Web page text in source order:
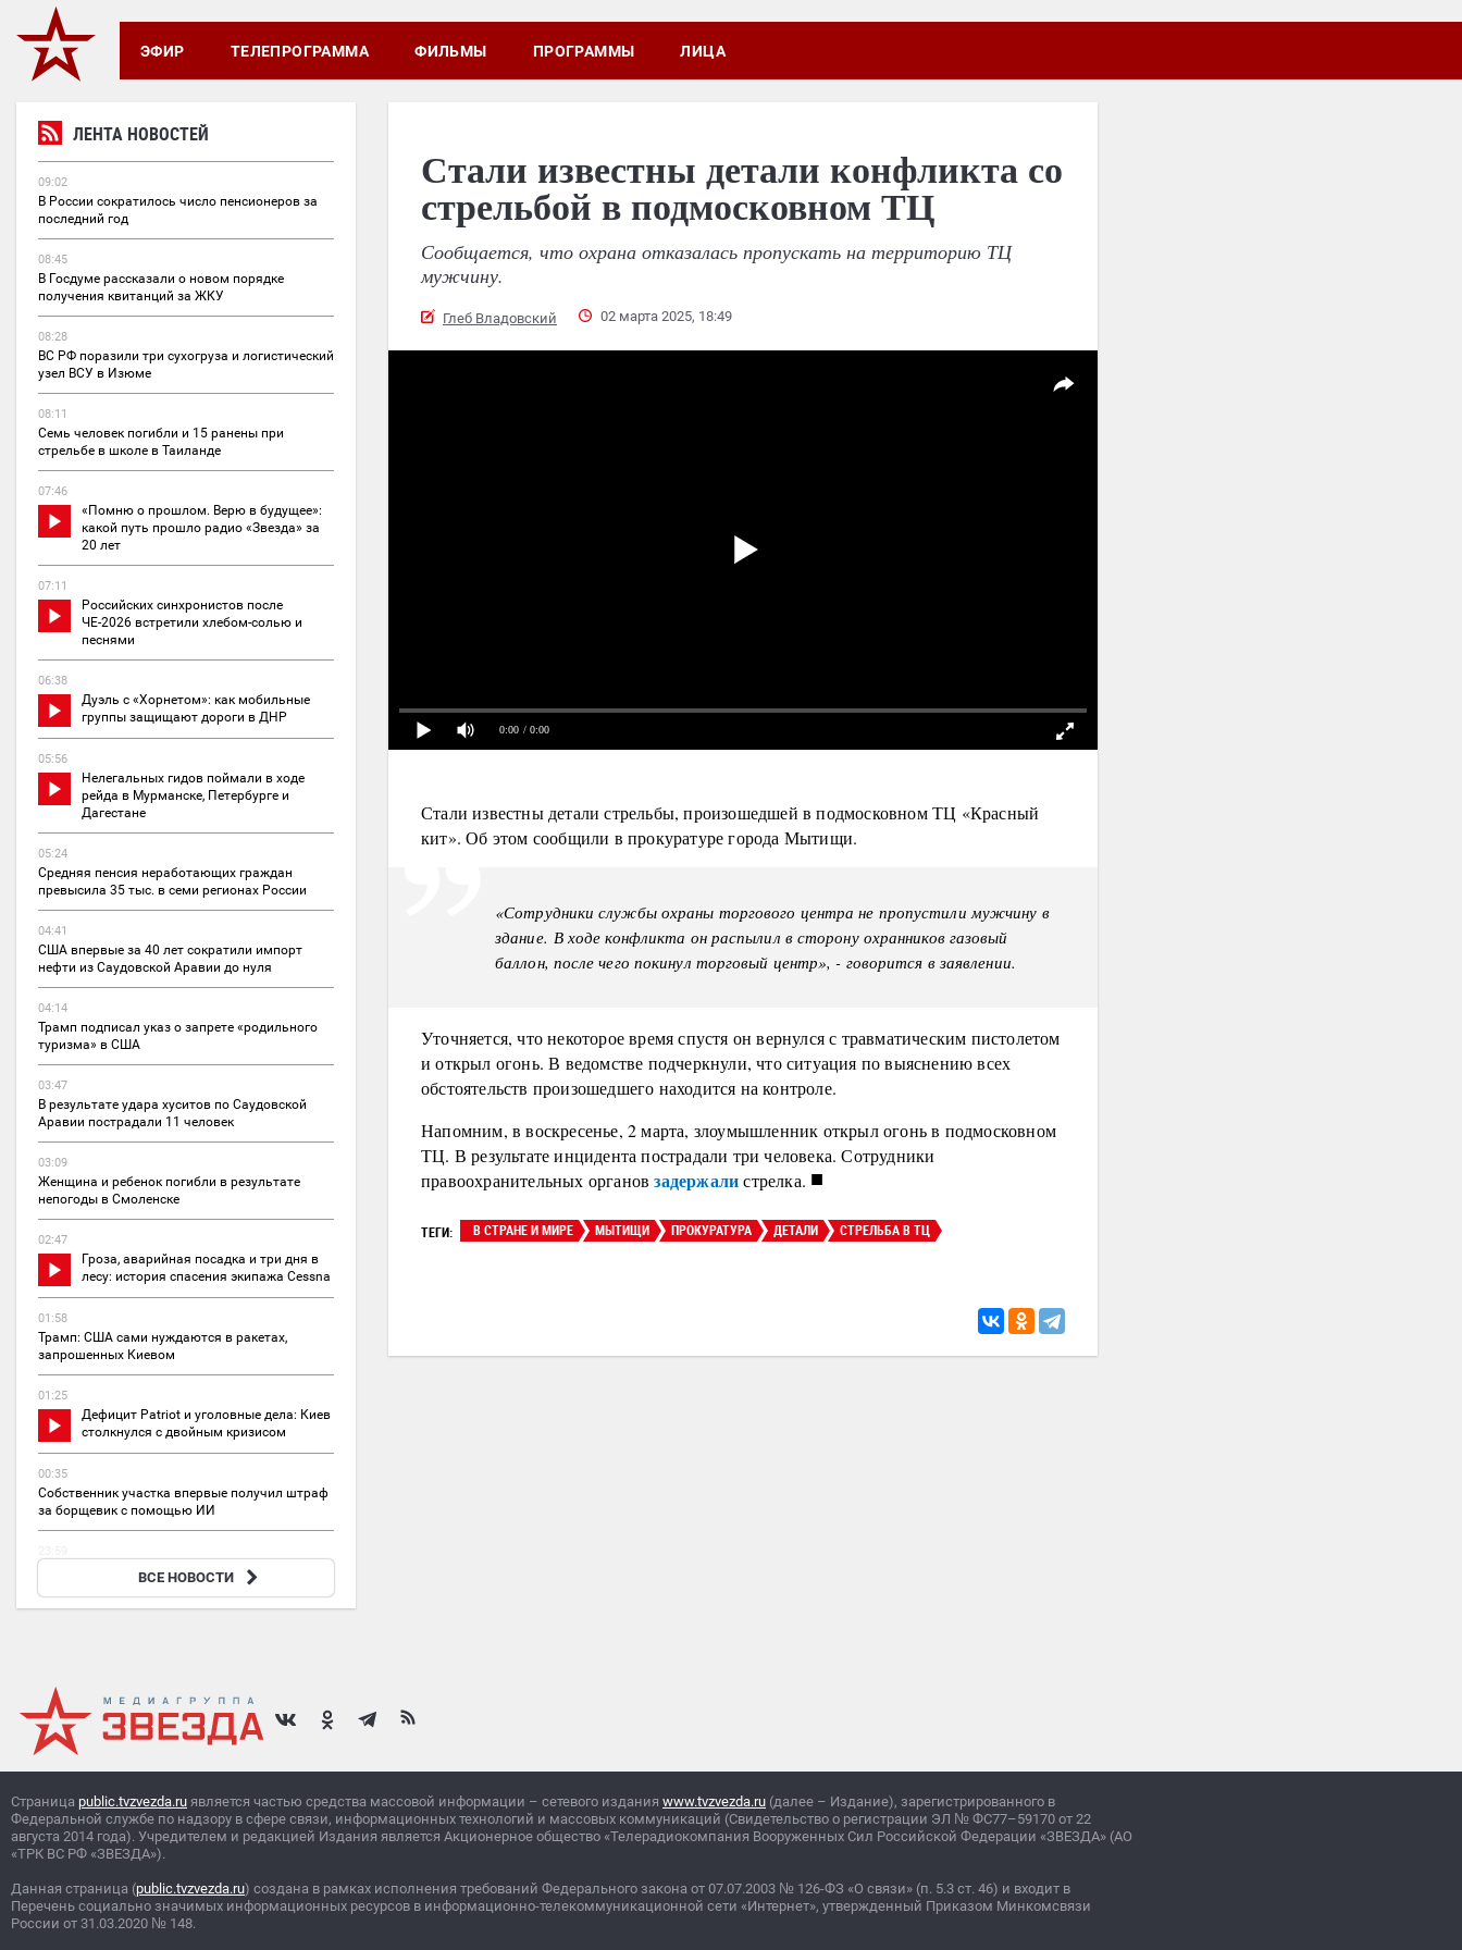
ЭФИР ТЕЛЕПРОГРАММА ФИЛЬМЫ ПРОГРАММЫ ЛИЦА
ЛЕНТА НОВОСТЕЙ
09:02
В России сократилось число пенсионеров за
последний год
08:45
В Госдуме рассказали о новом порядке
получения квитанций за ЖКУ
08:28
ВС РФ поразили три сухогруза и логистический
узел ВСУ в Изюме
08:11
Семь человек погибли и 15 ранены при
стрельбе в школе в Таиланде
07:46
«Помню о прошлом. Верю в будущее»:
какой путь прошло радио «Звезда» за
20 лет
07:11
Российских синхронистов после
ЧЕ-2026 встретили хлебом-солью и
песнями
06:38
Дуэль с «Хорнетом»: как мобильные
группы защищают дороги в ДНР
05:56
Нелегальных гидов поймали в ходе
рейда в Мурманске, Петербурге и
Дагестане
05:24
Средняя пенсия неработающих граждан
превысила 35 тыс. в семи регионах России
04:41
США впервые за 40 лет сократили импорт
нефти из Саудовской Аравии до нуля
04:14
Трамп подписал указ о запрете «родильного
туризма» в США
03:47
В результате удара хуситов по Саудовской
Аравии пострадали 11 человек
03:09
Женщина и ребенок погибли в результате
непогоды в Смоленске
02:47
Гроза, аварийная посадка и три дня в
лесу: история спасения экипажа Cessna
01:58
Трамп: США сами нуждаются в ракетах,
запрошенных Киевом
01:25
Дефицит Patriot и уголовные дела: Киев
столкнулся с двойным кризисом
00:35
Собственник участка впервые получил штраф
за борщевик с помощью ИИ
В Смоленской области ввели режим ЧС после
ВСЕ НОВОСТИ
Стали известны детали конфликта со
стрельбой в подмосковном ТЦ
Сообщается, что охрана отказалась пропускать на территорию ТЦ
мужчину.
Глеб Владовский 02 марта 2025, 18:49
0:00 / 0:00
Стали известны детали стрельбы, произошедшей в подмосковном ТЦ «Красный
кит». Об этом сообщили в прокуратуре города Мытищи.
«Сотрудники службы охраны торгового центра не пропустили мужчину в
здание. В ходе конфликта он распылил в сторону охранников газовый
баллон, после чего покинул торговый центр», - говорится в заявлении.
Уточняется, что некоторое время спустя он вернулся с травматическим пистолетом
и открыл огонь. В ведомстве подчеркнули, что ситуация по выяснению всех
обстоятельств произошедшего находится на контроле.
Напомним, в воскресенье, 2 марта, злоумышленник открыл огонь в подмосковном
ТЦ. В результате инцидента пострадали три человека. Сотрудники
правоохранительных органовзадержалистрелка. ■
ТЕГИ: В СТРАНЕ И МИРЕ МЫТИЩИ ПРОКУРАТУРА ДЕТАЛИ СТРЕЛЬБА В ТЦ
Страница public.tvzvezda.ru является частью средства массовой информации – сетевого издания www.tvzvezda.ru (далее – Издание), зарегистрированного в
Федеральной службе по надзору в сфере связи, информационных технологий и массовых коммуникаций (Свидетельство о регистрации ЭЛ № ФС77–59170 от 22
августа 2014 года). Учредителем и редакцией Издания является Акционерное общество «Телерадиокомпания Вооруженных Сил Российской Федерации «ЗВЕЗДА» (АО
«ТРК ВС РФ «ЗВЕЗДА»).
Данная страница (public.tvzvezda.ru) создана в рамках исполнения требований Федерального закона от 07.07.2003 № 126-ФЗ «О связи» (п. 5.3 ст. 46) и входит в
Перечень социально значимых информационных ресурсов в информационно-телекоммуникационной сети «Интернет», утвержденный Приказом Минкомсвязи
России от 31.03.2020 № 148.